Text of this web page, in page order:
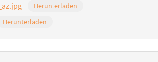
Herunterladen
Herunterladen